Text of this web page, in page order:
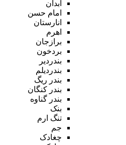
آبدان
امام حسن
انارستان
اهرم
برازجان
بردخون
بندردیر
بندردیلم
بندر ریگ
بندر کنگان
بندر گناوه
بنک
تنگ ارم
جم
چغادک